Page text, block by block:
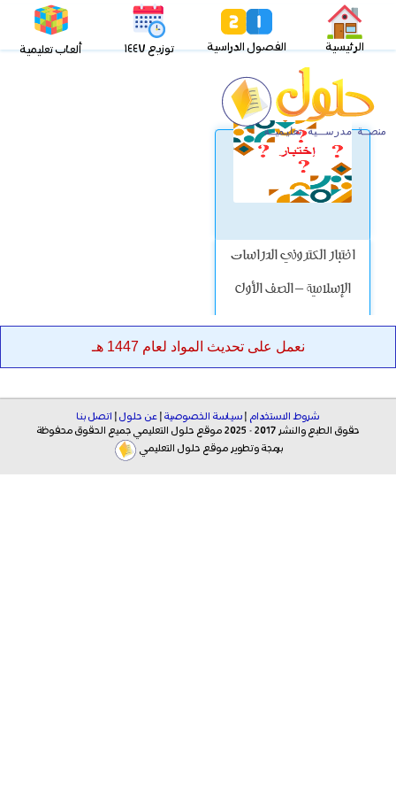
الرئيسية الفصول الدراسية توزيع ١٤٤٧ ألعاب تعليمية
اختبار الكتروني الدراسات
الإسلامية – الصف الأول
الابتدائي
نعمل على تحديث المواد لعام 1447 هـ
شروط الاستخدام | سياسة الخصوصية | عن حلول | اتصل بنا
حقوق الطبع والنشر 2017 - 2025 موقع حلول التعليمي جميع الحقوق محفوظة
برمجة وتطوير موقع حلول التعليمي